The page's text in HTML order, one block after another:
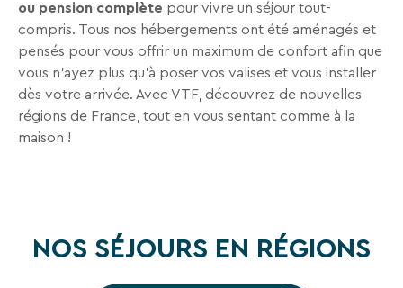
ou pension complète pour vivre un séjour tout-
compris. Tous nos hébergements ont été aménagés et
pensés pour vous offrir un maximum de confort afin que
vous n’ayez plus qu’à poser vos valises et vous installer
dès votre arrivée. Avec VTF, découvrez de nouvelles
régions de France, tout en vous sentant comme à la
maison !
NOS SÉJOURS EN RÉGIONS